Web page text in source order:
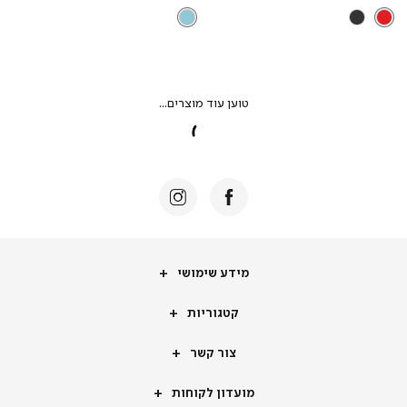
מידע
מידע שימושי
קטגוריותקטגוריות
צור
צור קשר
מועדון
לקוחות
מועדון לקוחות